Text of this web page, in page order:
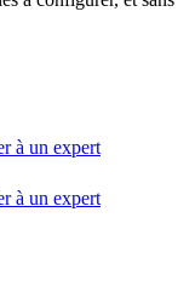
à un expert
à un expert